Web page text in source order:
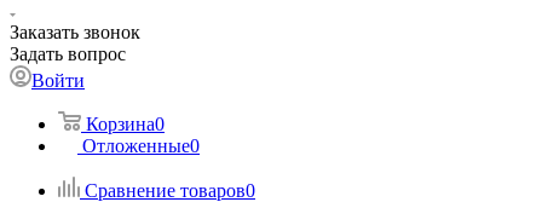
Заказать звонок
Задать вопрос
Войти
Корзина0
Отложенные0
Сравнение товаров0